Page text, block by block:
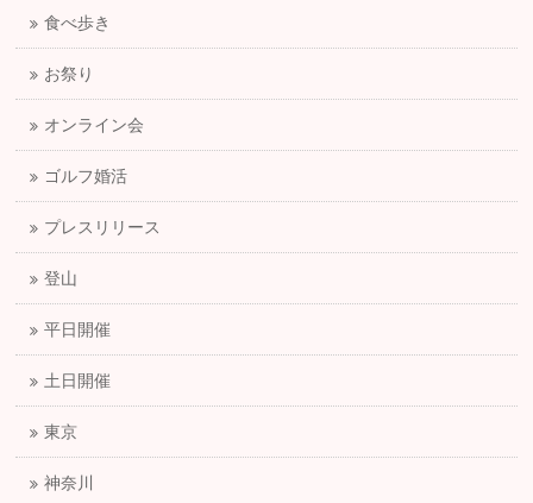
食べ歩き
お祭り
オンライン会
ゴルフ婚活
プレスリリース
登山
平日開催
土日開催
東京
神奈川